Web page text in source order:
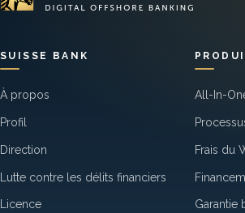
SUISSE BANK
À propos
Profil
Direction
Lutte contre les délits financiers
Licence
All-In-
Frais du
Garantie